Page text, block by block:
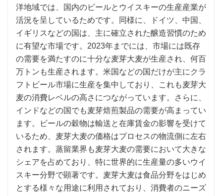
洋地域では、国内のビールとウイスキーの生産産業が
活況を呈しているためです。同様に、ドイツ、中国、
イギリスなどの国は、主に確立された醸造習慣のため
に有望な市場です。2023年までには、市場には既存
の需要を満たすのに十分な麦芽大麦が生産され、何百
万トンも生産されます。米国などの国だけが主にクラ
フトビール市場に生産を集中しており、これも麦芽大
麦の消費レベルの高さにつながっています。さらに、
インドなどの国でも麦芽焙煎製品の需要が高まってい
ます。ビールの穀物は輸送と在庫賃金の影響を受けて
いるため、麦芽大麦の価格はプロセスの物流側に左右
されます。蒸留業界も麦芽大麦の需要において大きな
シェアを占めており、特に世界的に生産量の多いウイ
スキー分野で顕著です。麦芽大麦は食品分野をはじめ
とする様々な用途に利用されており、消費者のニーズ